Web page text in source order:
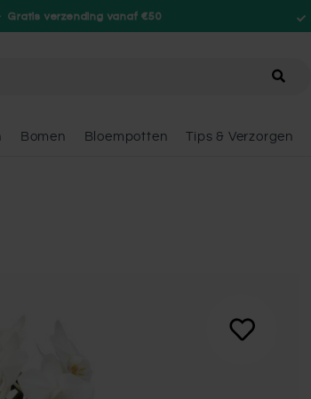
Gratis verzending vanaf €50
Bomen Bloempotten Tips & Verzorgen